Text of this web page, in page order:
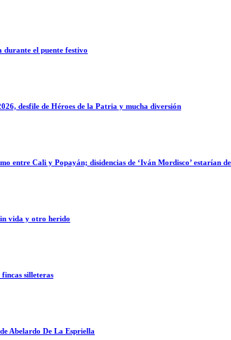
el puente festivo
desfile de Héroes de la Patria y mucha diversión
entre Cali y Popayán; disidencias de ‘Iván Mordisco’ estarían
vida y otro herido
silleteras
Abelardo De La Espriella